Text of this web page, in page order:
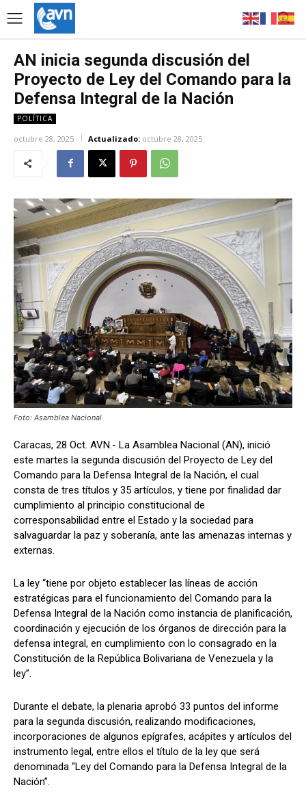
AN inicia segunda discusión del
Proyecto de Ley del Comando para la
Defensa Integral de la Nación
POLÍTICA
octubre 28, 2025 Actualizado: octubre 28, 2025
Foto: Asamblea Nacional
Caracas, 28 Oct. AVN.- La Asamblea Nacional (AN), inició
este martes la segunda discusión del Proyecto de Ley del
Comando para la Defensa Integral de la Nación, el cual
consta de tres títulos y 35 artículos, y tiene por finalidad dar
cumplimiento al principio constitucional de
corresponsabilidad entre el Estado y la sociedad para
salvaguardar la paz y soberanía, ante las amenazas internas y
externas.
La ley “tiene por objeto establecer las líneas de acción
estratégicas para el funcionamiento del Comando para la
Defensa Integral de la Nación como instancia de planificación,
coordinación y ejecución de los órganos de dirección para la
defensa integral, en cumplimiento con lo consagrado en la
Constitución de la República Bolivariana de Venezuela y la
ley”.
Durante el debate, la plenaria aprobó 33 puntos del informe
para la segunda discusión, realizando modificaciones,
incorporaciones de algunos epígrafes, acápites y artículos del
instrumento legal, entre ellos el título de la ley que será
denominada “Ley del Comando para la Defensa Integral de la
Nación”.